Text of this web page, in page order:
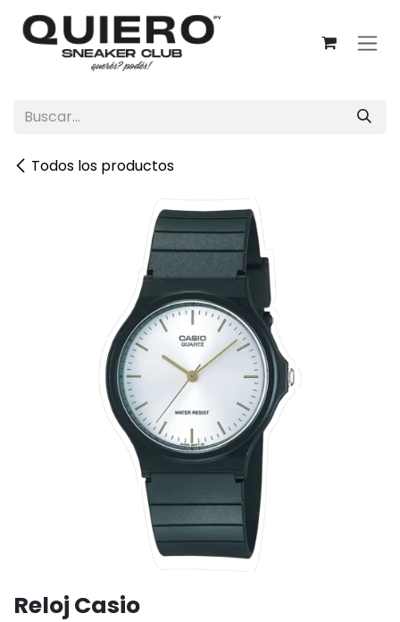
Ir al contenido
Todos los productos
Reloj Casio